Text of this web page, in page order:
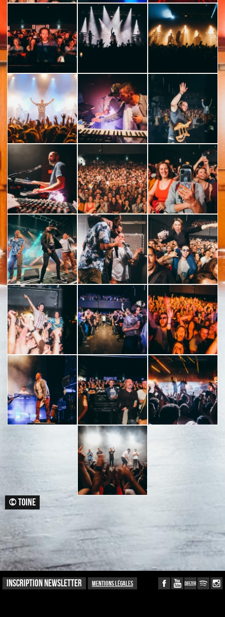
© TOINE
INSCRIPTION NEWSLETTER Mentions légales